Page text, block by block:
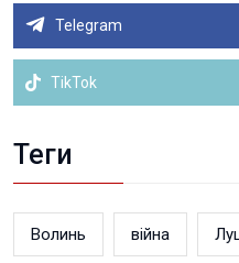
Telegram
TikTok
Теги
Волинь війна